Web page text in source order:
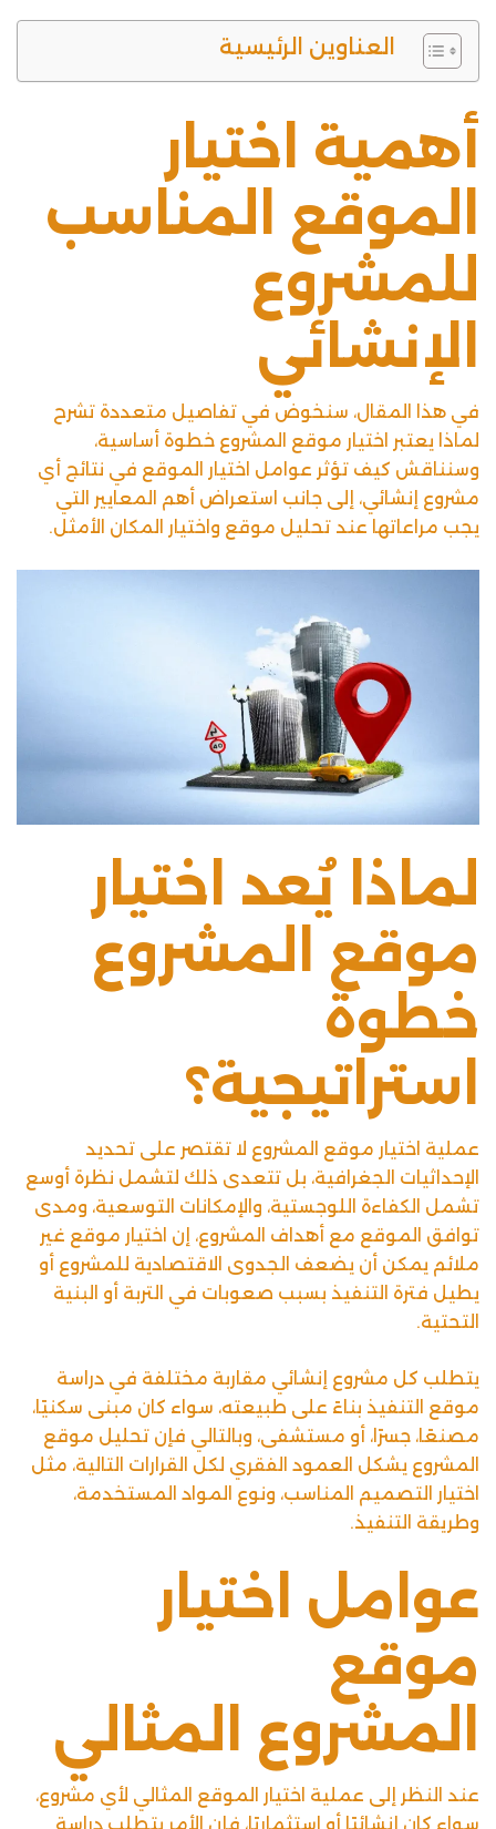
العناوين الرئيسية
أهمية اختيار
الموقع المناسب
للمشروع
الإنشائي
في هذا المقال، سنخوض في تفاصيل متعددة تشرح
لماذا يعتبر اختيار موقع المشروع خطوة أساسية،
وسنناقش كيف تؤثر عوامل اختيار الموقع في نتائج أي
مشروع إنشائي، إلى جانب استعراض أهم المعايير التي
يجب مراعاتها عند تحليل موقع واختيار المكان الأمثل.
لماذا يُعد اختيار
موقع المشروع
خطوة
استراتيجية؟
عملية اختيار موقع المشروع لا تقتصر على تحديد
الإحداثيات الجغرافية، بل تتعدى ذلك لتشمل نظرة أوسع
تشمل الكفاءة اللوجستية، والإمكانات التوسعية، ومدى
توافق الموقع مع أهداف المشروع، إن اختيار موقع غير
ملائم يمكن أن يضعف الجدوى الاقتصادية للمشروع أو
يطيل فترة التنفيذ بسبب صعوبات في التربة أو البنية
التحتية.
يتطلب كل مشروع إنشائي مقاربة مختلفة في دراسة
موقع التنفيذ بناءً على طبيعته، سواء كان مبنى سكنيًا،
مصنعًا، جسرًا، أو مستشفى، وبالتالي فإن تحليل موقع
المشروع يشكل العمود الفقري لكل القرارات التالية، مثل
اختيار التصميم المناسب، ونوع المواد المستخدمة،
وطريقة التنفيذ.
عوامل اختيار
موقع
المشروع المثالي
عند النظر إلى عملية اختيار الموقع المثالي لأي مشروع،
سواء كان إنشائيًا أو استثماريًا، فإن الأمر يتطلب دراسة